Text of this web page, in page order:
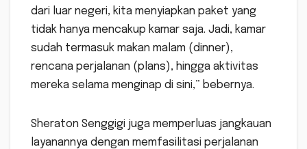
dari luar negeri, kita menyiapkan paket yang
tidak hanya mencakup kamar saja. Jadi, kamar
sudah termasuk makan malam (dinner),
rencana perjalanan (plans), hingga aktivitas
mereka selama menginap di sini,” bebernya.
Sheraton Senggigi juga memperluas jangkauan
layanannya dengan memfasilitasi perjalanan